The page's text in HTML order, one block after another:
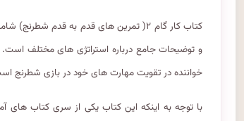
کتاب کار گام ۲( تمرین های قدم به قدم
خواننده در تقویت مهارت های خود در بازی شطرنج
با توجه به اینکه این کتاب یکی از سری کتاب